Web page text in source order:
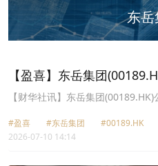
东岳
【盈喜】东岳集团
同比增逾31%
【财华社讯】东岳集团
利增长主要由于多个产品价格较去
#盈喜 #东岳集团
#00189.HK
2026-07-10 14:14